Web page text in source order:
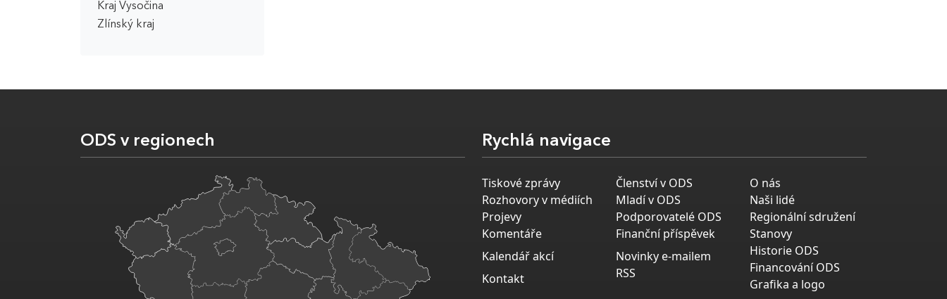
Kraj Vysočina
Zlínský kraj
ODS v regionech Rychlá navigace
Tiskové zprávy
Rozhovory v médiích
Projevy
Komentáře
Kalendář akcí
Kontakt
Členství v ODS
Mladí v ODS
Podporovatelé ODS
Finanční příspěvek
Novinky e-mailem
RSS
O nás
Naši lidé
Regionální sdružení
Stanovy
Historie ODS
Financování ODS
Grafika a logo